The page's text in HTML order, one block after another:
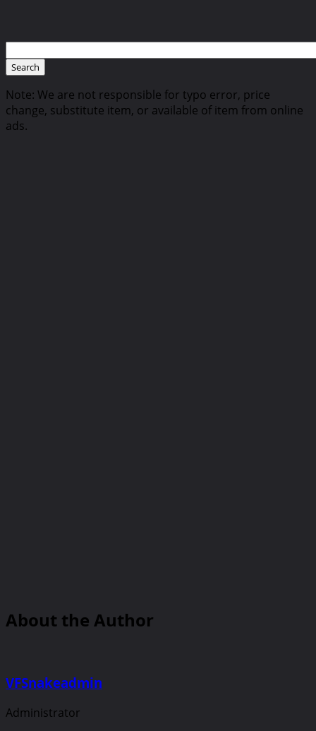
Note: We are not responsible for typo error, price
change, substitute item, or available of item from online
ads.
About the Author
VFSnakeadmin
Administrator